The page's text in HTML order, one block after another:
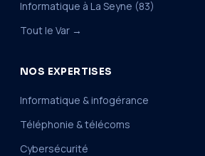
Informatique à La Seyne (83)
Tout le Var →
NOS EXPERTISES
Informatique & infogérance
Téléphonie & télécoms
Cybersécurité